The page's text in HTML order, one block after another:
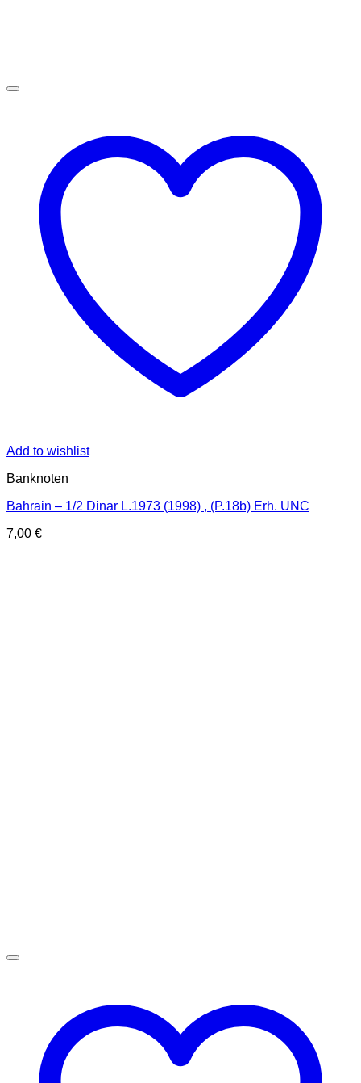
Add to wishlist
Banknoten
Bahrain – 1/2 Dinar L.1973 (1998) , (P.18b) Erh. UNC
7,00 €